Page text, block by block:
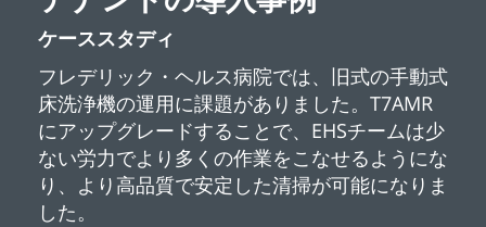
ケーススタディ
フレデリック・ヘルス病院では、旧式の手動式
床洗浄機の運用に課題がありました。T7AMR
にアップグレードすることで、EHSチームは少
ない労力でより多くの作業をこなせるようにな
り、より高品質で安定した清掃が可能になりま
した。